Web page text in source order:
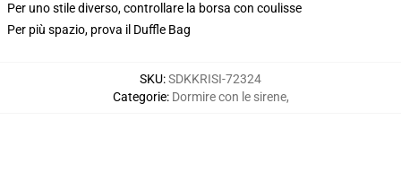
Per uno stile diverso, controllare la borsa con coulisse
Per più spazio, prova il Duffle Bag
SKU:SDKKRISI-72324
Categorie: Dormire con le sirene,